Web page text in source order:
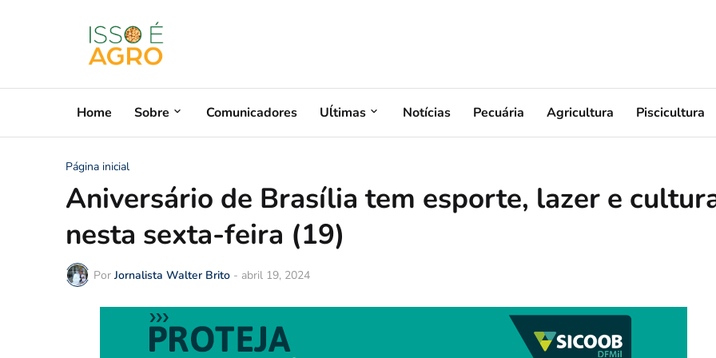
Home Sobre Comunicadores Uĺtimas Notícias Pecuária Agricultura Piscicultura
Página inicial
Aniversário de Brasília tem esporte, lazer e
nesta sexta-feira (19)
Por Jornalista Walter Brito - abril 19, 2024